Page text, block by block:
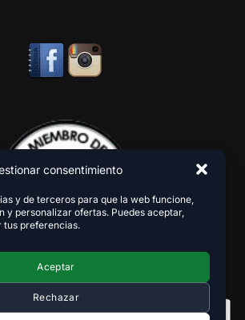
consentimiento
y de terceros para que la web funcione,
y personalizar ofertas. Puedes aceptar,
tus preferencias.
Aceptar
Rechazar